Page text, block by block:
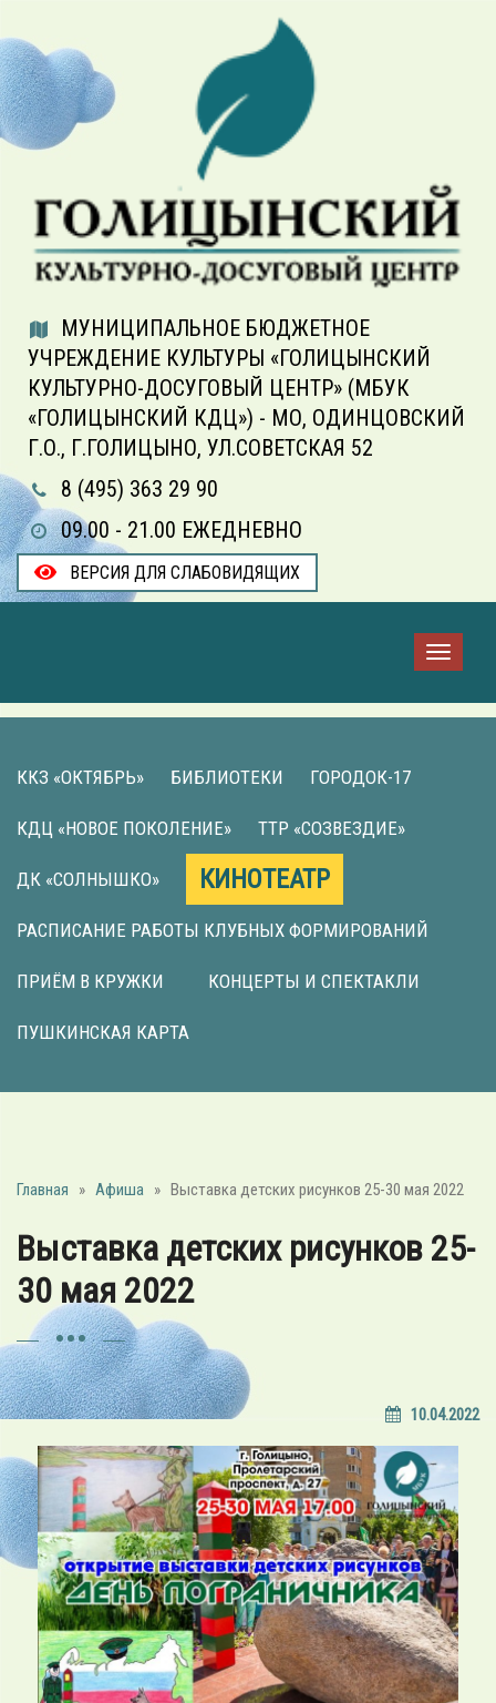
МУНИЦИПАЛЬНОЕ БЮДЖЕТНОЕ
УЧРЕЖДЕНИЕ КУЛЬТУРЫ «ГОЛИЦЫНСКИЙ
КУЛЬТУРНО-ДОСУГОВЫЙ ЦЕНТР» (МБУК
«ГОЛИЦЫНСКИЙ КДЦ») - МО, ОДИНЦОВСКИЙ
Г.О., Г.ГОЛИЦЫНО, УЛ.СОВЕТСКАЯ 52
8 (495) 363 29 90
09.00 - 21.00 ЕЖЕДНЕВНО
ВЕРСИЯ ДЛЯ СЛАБОВИДЯЩИХ
ККЗ «ОКТЯБРЬ» БИБЛИОТЕКИ ГОРОДОК-17
КДЦ «НОВОЕ ПОКОЛЕНИЕ» ТТР «СОЗВЕЗДИЕ»
ДК «СОЛНЫШКО» КИНОТЕАТР
РАСПИСАНИЕ РАБОТЫ КЛУБНЫХ ФОРМИРОВАНИЙ
ПРИЁМ В КРУЖКИ КОНЦЕРТЫ И СПЕКТАКЛИ
ПУШКИНСКАЯ КАРТА
Главная » Афиша » Выставка детских рисунков 25-30 мая 2022
Выставка детских рисунков 25-
30 мая 2022
10.04.2022